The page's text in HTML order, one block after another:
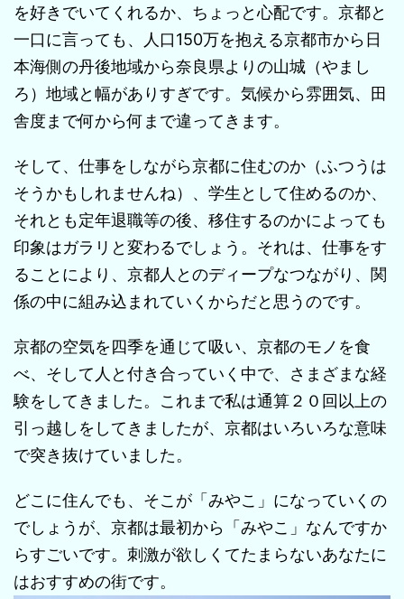
を好きでいてくれるか、ちょっと心配です。京都と
一口に言っても、人口150万を抱える京都市から日
本海側の丹後地域から奈良県よりの山城（やまし
ろ）地域と幅がありすぎです。気候から雰囲気、田
舎度まで何から何まで違ってきます。
そして、仕事をしながら京都に住むのか（ふつうは
そうかもしれませんね）、学生として住めるのか、
それとも定年退職等の後、移住するのかによっても
印象はガラリと変わるでしょう。それは、仕事をす
ることにより、京都人とのディープなつながり、関
係の中に組み込まれていくからだと思うのです。
京都の空気を四季を通じて吸い、京都のモノを食
べ、そして人と付き合っていく中で、さまざまな経
験をしてきました。これまで私は通算２０回以上の
引っ越しをしてきましたが、京都はいろいろな意味
で突き抜けていました。
どこに住んでも、そこが「みやこ」になっていくの
でしょうが、京都は最初から「みやこ」なんですか
らすごいです。刺激が欲しくてたまらないあなたに
はおすすめの街です。